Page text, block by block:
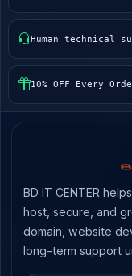
Human technical
10% OFF Every
BD IT CENTER
host, secure, and
domain, website
long-term support